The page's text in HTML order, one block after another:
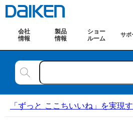
会社
情報
製品
情報
ショー
ルーム
サポ
「ずっと ここちいいね」を実現